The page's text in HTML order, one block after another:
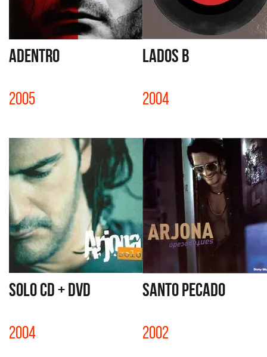
ADENTRO
2005
LADOS B
2004
SOLO CD + DVD
2004
SANTO PECADO
2002